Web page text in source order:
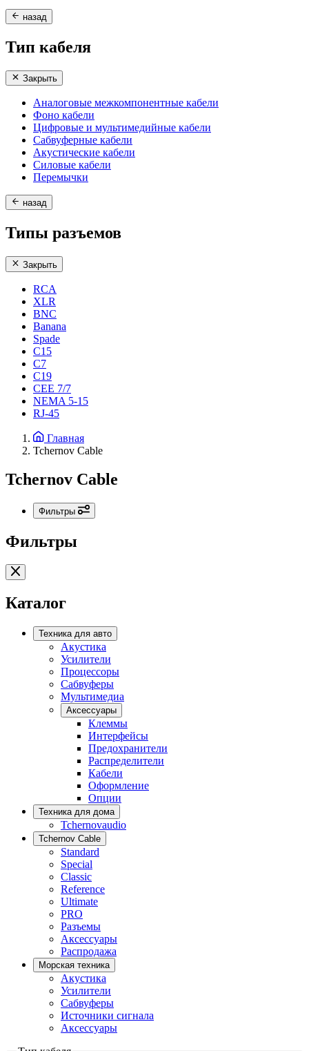
назад
Тип кабеля
Закрыть
Аналоговые межкомпонентные кабели
Фоно кабели
Цифровые и мультимедийные кабели
Сабвуферные кабели
Акустические кабели
Силовые кабели
Перемычки
назад
Типы разъемов
Закрыть
RCA
XLR
BNC
Banana
Spade
C15
С7
C19
CEE 7/7
NEMA 5-15
RJ-45
Главная
Tchernov Cable
Tchernov Cable
Фильтры
Фильтры
Каталог
Техника для авто
Акустика
Усилители
Процессоры
Сабвуферы
Мультимедиа
Аксессуары
Клеммы
Интерфейсы
Предохранители
Распределители
Кабели
Оформление
Опции
Техника для дома
Tchernovaudio
Tchernov Cable
Standard
Special
Classic
Reference
Ultimate
PRO
Разъемы
Аксессуары
Распродажа
Морская техника
Акустика
Усилители
Сабвуферы
Источники сигнала
Аксессуары